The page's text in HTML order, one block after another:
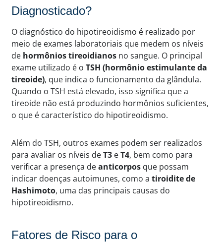
Diagnosticado?
O diagnóstico do hipotireoidismo é realizado por
meio de exames laboratoriais que medem os níveis
de hormônios tireoidianos no sangue. O principal
exame utilizado é o TSH (hormônio estimulante da
tireoide), que indica o funcionamento da glândula.
Quando o TSH está elevado, isso significa que a
tireoide não está produzindo hormônios suficientes,
o que é característico do hipotireoidismo.
Além do TSH, outros exames podem ser realizados
para avaliar os níveis deT3 eT4, bem como para
verificar a presença deanticorpos que possam
indicar doenças autoimunes, como a tiroidite de
Hashimoto, uma das principais causas do
hipotireoidismo.
Fatores de Risco para o